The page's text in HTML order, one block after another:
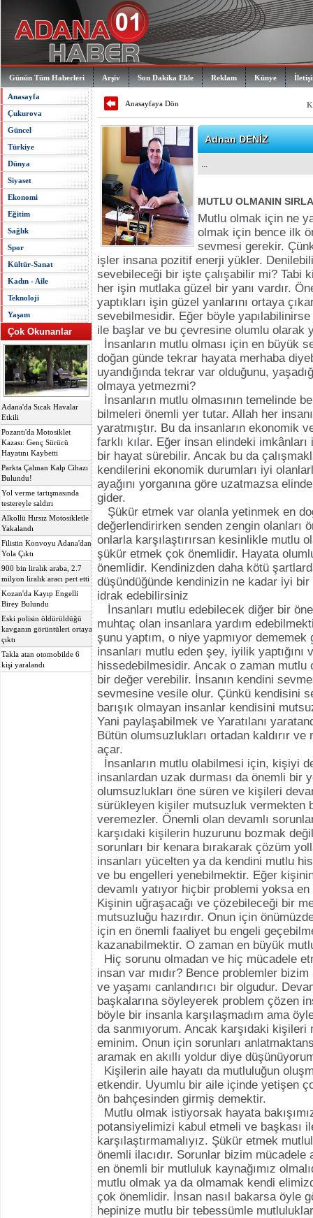
Günün Tüm Haberleri Arşiv Son Dakika Ekle Reklam Künye
Anasayfa
Çukurova
Güncel
Türkiye
Dünya
Siyaset
Ekonomi
Eğitim
Sağlık
Spor
Kültür-Sanat
Kadın - Aile
Teknoloji
Yaşam
Çok Okunanlar
Adana'da Sıcak Havalar
Etkili
Pozantı'da Motosiklet
Kazası: Genç Sürücü
Hayatını Kaybetti
Parkta Çalınan Kalp Cihazı
Bulundu!
Yol verme tartışmasında
testereyle saldırı
Alkollü Hırsız Motosikletle
Yakalandı
Filistin Konvoyu Adana'dan
Yola Çıktı
900 bin liralık araba, 2.7
milyon liralık aracı pert etti
Kozan'da Kayıp Engelli
Birey Bulundu
Eski polisin öldürüldüğü
kavganın görüntüleri ortaya
çıktı
Takla atan otomobilde 6
kişi yaralandı
Anasayfaya Dön
Adnan DENİZ
...
MUTLU OLMANIN
Mutlu olmak için ne
olmak için bence ilk
sevmesi gerekir.
işler insana pozitif enerji yükler.
sevebileceği bir işte çalışabilir mi? Tabi
her işin mutlaka güzel bir yanı vardır.
yaptıkları işin güzel yanlarını ortaya
sevebilmesidir. Eğer böyle
ile başlar ve bu çevresine olumlu olarak
İnsanların mutlu olması için en büyük
doğan günde tekrar hayata merhaba
uyandığında tekrar var olduğunu,
olmaya yetmezmi?
İnsanların mutlu olmasının temelinde
bilmeleri önemli yer tutar. Allah her
yaratmıştır. Bu da insanların ekonomik
farklı kılar. Eğer insan elindeki
bir hayat sürebilir. Ancak bu da
kendilerini ekonomik durumları iyi
ayağını yorganına göre uzatmazsa
gider.
Şükür etmek var olanla yetinmek en
değerlendirirken senden zengin olanları
onlarla karşılaştırırsan kesinlikle mutlu
şükür etmek çok önemlidir. Hayata
önemlidir. Kendinizden daha kötü
düşündüğünde kendinizin ne kadar iyi bir
idrak edebilirsiniz
İnsanları mutlu edebilecek diğer bir
muhtaç olan insanlara yardım
şunu yaptım, o niye yapmıyor dememek
insanları mutlu eden şey, iyilik yaptığını
hissedebilmesidir. Ancak o zaman mutlu
bir değer verebilir. İnsanın kendini
sevmesine vesile olur. Çünkü kendisini
barışık olmayan insanlar kendisini
Yani paylaşabilmek ve Yaratılanı
Bütün olumsuzlukları ortadan kaldırır ve
açar.
İnsanların mutlu olabilmesi için, kişiyi
insanlardan uzak durması da önemli bir
olumsuzlukları öne süren ve kişileri
sürükleyen kişiler mutsuzluk vermekten
veremezler. Önemli olan devamlı
karşıdaki kişilerin huzurunu bozmak
sorunları bir kenara bırakarak çözüm
insanları yücelten ya da kendini mutlu
ve bu engelleri yenebilmektir. Eğer
devamlı yatıyor hiçbir problemi yoksa
Kişinin uğraşacağı ve çözebileceği bir
mutsuzluğu hazırdır. Onun için
için en önemli faaliyet bu engeli
kazanabilmektir. O zaman en büyük
Hiç sorunu olmadan ve hiç mücadele
insan var mıdır? Bence problemler
ve yaşamı canlandırıcı bir olgudur.
başkalarına söyleyerek problem çözen
böyle bir insanla karşılaşmadım ama
da sanmıyorum. Ancak karşıdaki kişileri
eminim. Onun için sorunları
aramak en akıllı yoldur diye
Kişilerin aile hayatı da mutluluğun
etkendir. Uyumlu bir aile içinde yetişen
ön bahçesinden girmiş demektir.
Mutlu olmak istiyorsak hayata
potansiyelimizi kabul etmeli ve başkası
karşılaştırmamalıyız. Şükür etmek
önemli ilacıdır. Sorunlar bizim
en önemli bir mutluluk kaynağımız
mutlu olmak ya da olmamak kendi
çok önemlidir. İnsan nasıl bakarsa öyle
hepinize mutlu bir tebessümle